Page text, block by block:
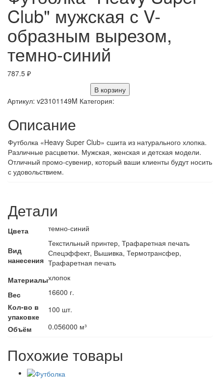
Club" мужская с V-
образным вырезом,
темно-синий
787.5 ₽
В корзину
Артикул: v23101149M Категория:
Описание
Футболка «Heavy Super Club» сшита из натурального хлопка.
Различные расцветки. Мужская, женская и детская модели.
Отличный промо-сувенир, который ваши клиенты будут носить
с удовольствием.
Детали
Цвета темно-синий
Вид
нанесения
Текстильный принтер, Трафаретная печать
Спецэффект, Вышивка, Термотрансфер,
Трафаретная печать
Материалыхлопок
Вес
16600 г.
Кол-во в
упаковке
100 шт.
Объём
0.056000 м³
Похожие товары